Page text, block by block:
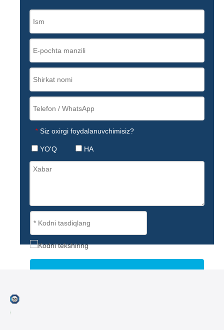
* Siz oxirgi foydalanuvchimisiz?
YO'Q HA
Yuborish